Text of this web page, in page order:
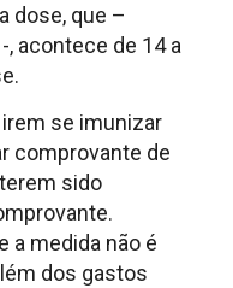
dose, que –
acontece de 14 a
se imunizar
comprovante de
sido
a medida não é
dos gastos